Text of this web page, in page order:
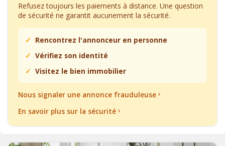
Refusez toujours les paiements à distance. Une question
de sécurité ne garantit aucunement la sécurité.
Rencontrez l'annonceur en personne
Vérifiez son identité
Visitez le bien immobilier
Nous signaler une annonce frauduleuse
En savoir plus sur la sécurité